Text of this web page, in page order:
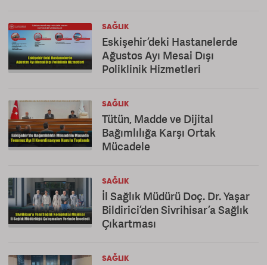
SAĞLIK
Eskişehir’deki Hastanelerde
Ağustos Ayı Mesai Dışı
Poliklinik Hizmetleri
SAĞLIK
Tütün, Madde ve Dijital
Bağımlılığa Karşı Ortak
Mücadele
SAĞLIK
İl Sağlık Müdürü Doç. Dr. Yaşar
Bildirici’den Sivrihisar’a Sağlık
Çıkartması
SAĞLIK